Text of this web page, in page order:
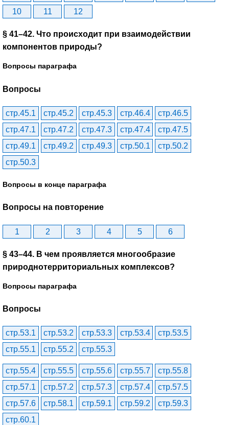
10
11 12
§ 41–42. Что происходит при взаимодействии
компонентов природы?
Вопросы параграфа
Вопросы
стр.45.1 стр.45.2 стр.45.3 стр.46.4
стр.46.5
стр.47.1
стр.47.2 стр.47.3 стр.47.4
стр.47.5
стр.49.1
стр.49.2 стр.49.3 стр.50.1
стр.50.2
стр.50.3
Вопросы в конце параграфа
Вопросы на повторение
1 2 3 4 5 6
§ 43–44. В чем проявляется многообразие
природнотерриториальных комплексов?
Вопросы параграфа
Вопросы
стр.53.1 стр.53.2 стр.53.3 стр.53.4
стр.53.5
стр.55.1
стр.55.2 стр.55.3
стр.55.4 стр.55.5 стр.55.6 стр.55.7
стр.55.8
стр.57.1
стр.57.2 стр.57.3 стр.57.4
стр.57.5
стр.57.6
стр.58.1 стр.59.1 стр.59.2
стр.59.3
стр.60.1